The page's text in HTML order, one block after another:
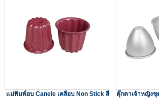
แม่พิมพ์อบ Canele เคลือบ Non Stick สี
ตุ๊กตาเจ้าหญิงชุ